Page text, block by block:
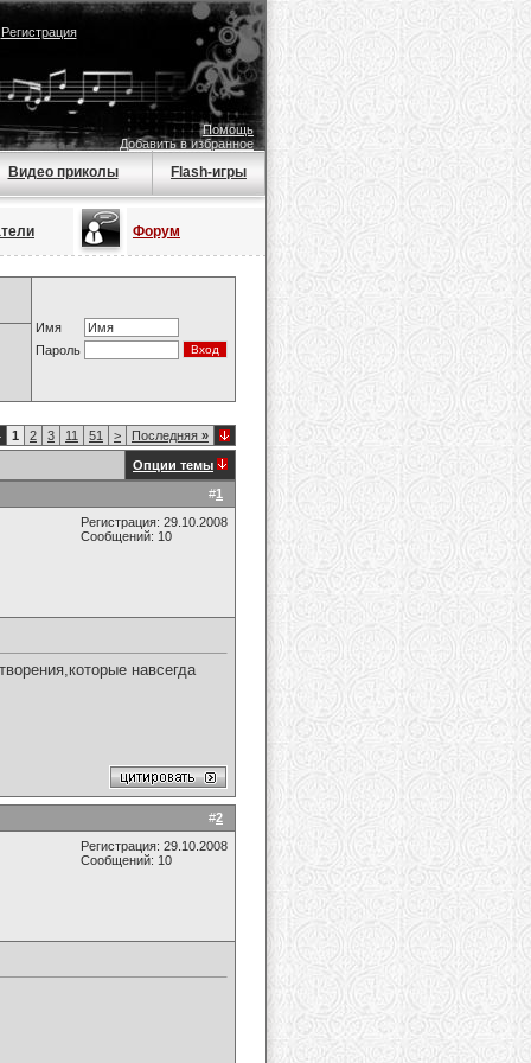
Регистрация
Помощь
Добавить в избранное
Видео приколы Flash-игры
Форум
Имя
Пароль
1 2 3 11 51 > Последняя »
Опции темы
#1
Регистрация: 29.10.2008
Сообщений: 10
навсегда
#2
Регистрация: 29.10.2008
Сообщений: 10